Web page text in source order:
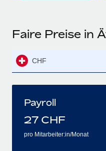
Faire Preise in
CHF
Payroll
27 CHF
pro Mitarbeiter:in/Monat